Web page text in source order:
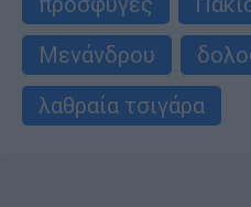
Μενάνδρου
λαθραία τσιγάρα